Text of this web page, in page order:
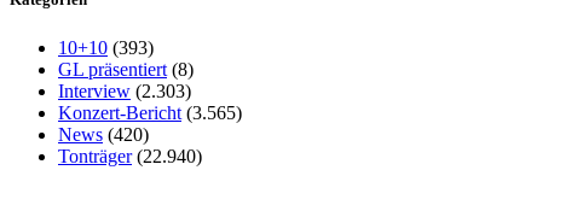
10+10 (393)
GL präsentiert (8)
Interview (2.303)
Konzert-Bericht (3.565)
News (420)
Tonträger(22.940)